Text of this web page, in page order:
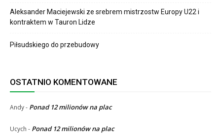
Aleksander Maciejewski ze srebrem mistrzostw Europy U22 i
kontraktem w Tauron Lidze
Piłsudskiego do przebudowy
OSTATNIO KOMENTOWANE
Andy- Ponad 12 milionów na plac
Ucych - Ponad 12 milionów na plac